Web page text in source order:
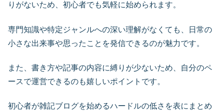
りがないため、初心者でも気軽に始められます。
専門知識や特定ジャンルへの深い理解がなくても、日常の
小さな出来事や思ったことを発信できるのが魅力です。
また、書き方や記事の内容に縛りが少ないため、自分のペ
ースで運営できるのも嬉しいポイントです。
初心者が雑記ブログを始めるハードルの低さを表にまとめ